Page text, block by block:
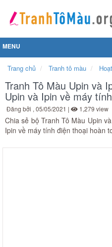
MENU
Trang chủ Tranh tô màu
Tranh Tô Màu Upin và
Upin và Ipin về máy
Đăng bởi , 05/05/2021 | 1,279 view
Chia sẻ bộ Tranh Tô Màu Upin
Ipin về máy tính điện thoại hoàn